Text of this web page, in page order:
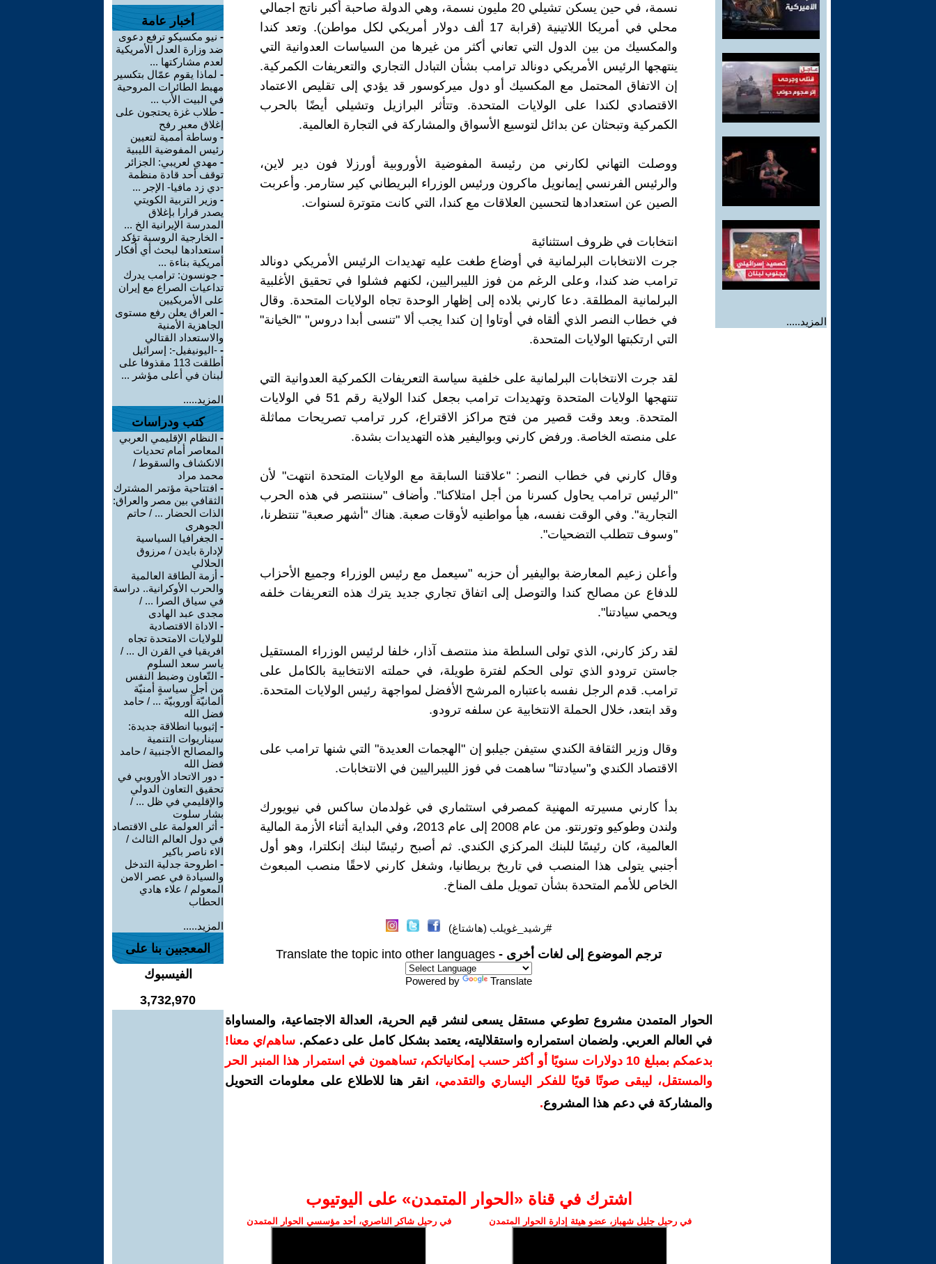
المزيد.....
نسمة، في حين يسكن تشيلي 20 مليون نسمة، وهي الدولة صاحبة أكبر ناتج اجمالي
محلي في أمريكا اللاتينية (قرابة 17 ألف دولار أمريكي لكل مواطن). وتعد كندا
والمكسيك من بين الدول التي تعاني أكثر من غيرها من السياسات العدوانية التي
ينتهجها الرئيس الأمريكي دونالد ترامب بشأن التبادل التجاري والتعريفات الكمركية.
إن الاتفاق المحتمل مع المكسيك أو دول ميركوسور قد يؤدي إلى تقليص الاعتماد
الاقتصادي لكندا على الولايات المتحدة. وتتأثر البرازيل وتشيلي أيضًا بالحرب
الكمركية وتبحثان عن بدائل لتوسيع الأسواق والمشاركة في التجارة العالمية.
ووصلت التهاني لكارني من رئيسة المفوضية الأوروبية أورزلا فون دير لاين،
والرئيس الفرنسي إيمانويل ماكرون ورئيس الوزراء البريطاني كير ستارمر. وأعربت
الصين عن استعدادها لتحسين العلاقات مع كندا، التي كانت متوترة لسنوات.
انتخابات في ظروف استثنائية
جرت الانتخابات البرلمانية في أوضاع طغت عليه تهديدات الرئيس الأمريكي دونالد
ترامب ضد كندا، وعلى الرغم من فوز الليبراليين، لكنهم فشلوا في تحقيق الأغلبية
البرلمانية المطلقة. دعا كارني بلاده إلى إظهار الوحدة تجاه الولايات المتحدة. وقال
في خطاب النصر الذي ألقاه في أوتاوا إن كندا يجب ألا "تنسى أبدا دروس" "الخيانة"
التي ارتكبتها الولايات المتحدة.
لقد جرت الانتخابات البرلمانية على خلفية سياسة التعريفات الكمركية العدوانية التي
تنتهجها الولايات المتحدة وتهديدات ترامب بجعل كندا الولاية رقم 51 في الولايات
المتحدة. وبعد وقت قصير من فتح مراكز الاقتراع، كرر ترامب تصريحات مماثلة
على منصته الخاصة. ورفض كارني وبواليفير هذه التهديدات بشدة.
وقال كارني في خطاب النصر: "علاقتنا السابقة مع الولايات المتحدة انتهت" لأن
"الرئيس ترامب يحاول كسرنا من أجل امتلاكنا". وأضاف "سننتصر في هذه الحرب
التجارية". وفي الوقت نفسه، هيأ مواطنيه لأوقات صعبة. هناك "أشهر صعبة" تنتظرنا،
"وسوف تتطلب التضحيات".
وأعلن زعيم المعارضة بواليفير أن حزبه "سيعمل مع رئيس الوزراء وجميع الأحزاب
للدفاع عن مصالح كندا والتوصل إلى اتفاق تجاري جديد يترك هذه التعريفات خلفه
ويحمي سيادتنا".
لقد ركز كارني، الذي تولى السلطة منذ منتصف آذار، خلفا لرئيس الوزراء المستقيل
جاستن ترودو الذي تولى الحكم لفترة طويلة، في حملته الانتخابية بالكامل على
ترامب. قدم الرجل نفسه باعتباره المرشح الأفضل لمواجهة رئيس الولايات المتحدة.
وقد ابتعد، خلال الحملة الانتخابية عن سلفه ترودو.
وقال وزير الثقافة الكندي ستيفن جيلبو إن "الهجمات العديدة" التي شنها ترامب على
الاقتصاد الكندي و"سيادتنا" ساهمت في فوز الليبراليين في الانتخابات.
بدأ كارني مسيرته المهنية كمصرفي استثماري في غولدمان ساكس في نيويورك
ولندن وطوكيو وتورنتو. من عام 2008 إلى عام 2013، وفي البداية أثناء الأزمة المالية
العالمية، كان رئيسًا للبنك المركزي الكندي. ثم أصبح رئيسًا لبنك إنكلترا، وهو أول
أجنبي يتولى هذا المنصب في تاريخ بريطانيا، وشغل كارني لاحقًا منصب المبعوث
الخاص للأمم المتحدة بشأن تمويل ملف المناخ.
#رشيد_غويلب (هاشتاغ)
ترجم الموضوع إلى لغات أخرى - Translate the topic into other languages
Powered by Translate
الحوار المتمدن مشروع تطوعي مستقل يسعى لنشر قيم الحرية، العدالة الاجتماعية، والمساواة
في العالم العربي. ولضمان استمراره واستقلاليته، يعتمد بشكل كامل على دعمكم. ساهم/ي معنا!
بدعمكم بمبلغ 10 دولارات سنويًا أو أكثر حسب إمكانياتكم، تساهمون في استمرار هذا المنبر الحر
والمستقل، ليبقى صوتًا قويًا للفكر اليساري والتقدمي،
انقر هنا للاطلاع على معلومات التحويل
والمشاركة في دعم هذا المشروع.
اشترك في قناة ‫«الحوار المتمدن» على اليوتيوب
في رحيل جليل شهباز، عضو هيئة إدارة الحوار المتمدن في رحيل شاكر الناصري، أحد مؤسسي الحوار المتمدن
أخبار عامة
- نيو مكسيكو ترفع دعوى
ضد وزارة العدل الأمريكية
لعدم مشاركتها ...
- لماذا يقوم عمّال بتكسير
مهبط الطائرات المروحية
في البيت الأب ...
- طلاب غزة يحتجون على
إغلاق معبر رفح
- وساطة أممية لتعيين
رئيس المفوضية الليبية
- مهدي لعريبي: الجزائر
توقف أحد قادة منظمة
-دي زد مافيا- الإجر ...
- وزير التربية الكويتي
يصدر قرارا بإغلاق
المدرسة الإيرانية الخ ...
- الخارجية الروسية تؤكد
استعدادها لبحث أي أفكار
أمريكية بناءة ...
- جونسون: ترامب يدرك
تداعيات الصراع مع إيران
على الأمريكيين
- العراق يعلن رفع مستوى
الجاهزية الأمنية
والاستعداد القتالي
- -اليونيفيل-: إسرائيل
أطلقت 113 مقذوفا على
لبنان في أعلى مؤشر ...
المزيد.....
كتب ودراسات
- النظام الإقليمي العربي
المعاصر أمام تحديات
الانكشاف والسقوط /
محمد مراد
- افتتاحية مؤتمر المشترك
الثقافي بين مصر والعراق:
الذات الحضار ... / حاتم
الجوهرى
- الجغرافيا السياسية
لإدارة بايدن / مرزوق
الحلالي
- أزمة الطاقة العالمية
والحرب الأوكرانية.. دراسة
في سياق الصرا ... /
مجدى عبد الهادى
- الاداة الاقتصادية
للولايات الامتحدة تجاه
افريقيا في القرن ال ... /
ياسر سعد السلوم
- التّعاون وضبط النفس
من أجلِ سياسةٍ أمنيّة
ألمانيّة أوروبيّة ... / حامد
فضل الله
- إثيوبيا انطلاقة جديدة:
سيناريوات التنمية
والمصالح الأجنبية / حامد
فضل الله
- دور الاتحاد الأوروبي في
تحقيق التعاون الدولي
والإقليمي في ظل ... /
بشار سلوت
- أثر العولمة على الاقتصاد
في دول العالم الثالث /
الاء ناصر باكير
- اطروحة جدلية التدخل
والسيادة في عصر الامن
المعولم / علاء هادي
الحطاب
المزيد.....
المعجبين بنا على
الفيسبوك
3,732,970